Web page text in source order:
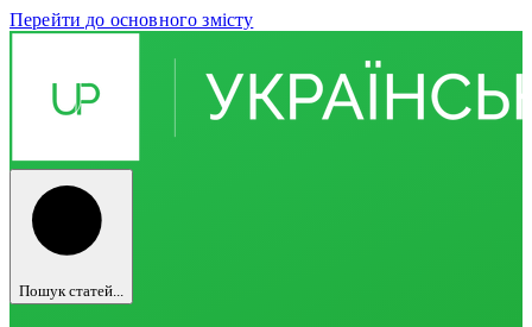
Перейти до основного змісту
Пошук статей...